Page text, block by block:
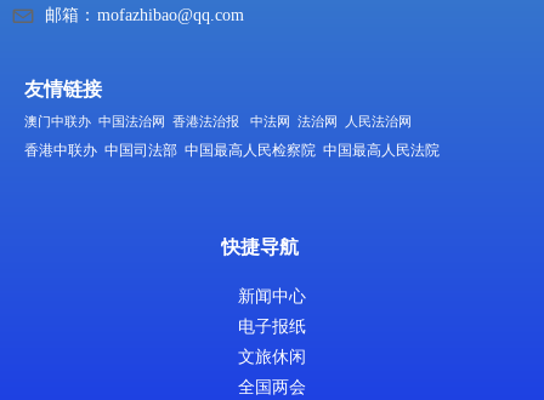
新闻中心
电子报纸
文旅休闲
全国两会
快捷导航
邮箱： mofazhibao@qq.com
友情链接
澳门中联办 中国法治网 香港法治报 中法网 法治网 人民法治网
香港中联办 中国司法部 中国最高人民检察院 中国最高人民法院